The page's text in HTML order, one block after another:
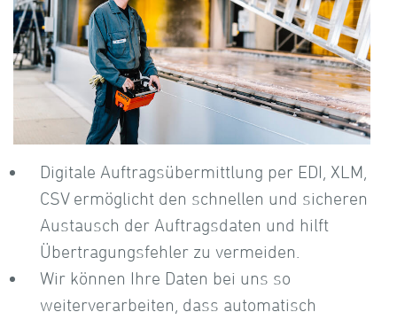
Digitale Auftragsübermittlung per EDI, XLM,
CSV ermöglicht den schnellen und sicheren
Austausch der Auftragsdaten und hilft
Übertragungsfehler zu vermeiden.
Wir können Ihre Daten bei uns so
weiterverarbeiten, dass automatisch